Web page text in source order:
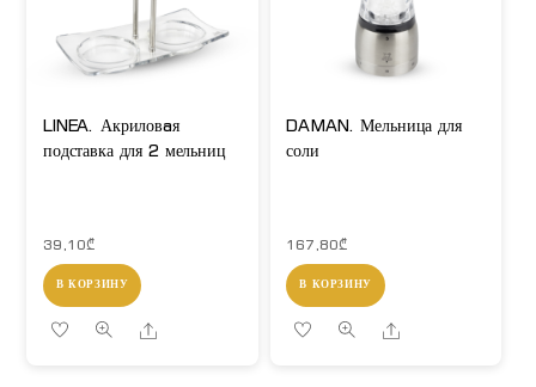
LINEA. Акриловaя
подставка для 2 мельниц
39,10₾
В КОРЗИНУ
Share
DAMAN. Мельница для
соли
167,80₾
В КОРЗИНУ
Share